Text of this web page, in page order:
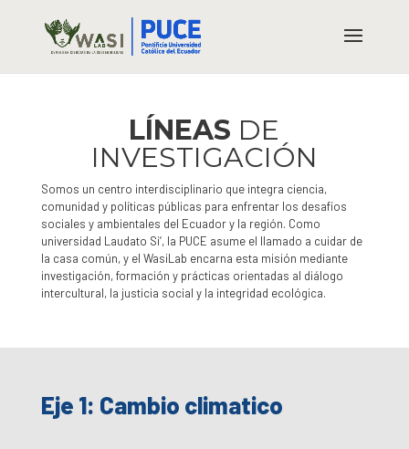
LÍNEAS DE
INVESTIGACIÓN
Somos un centro interdisciplinario que integra ciencia,
comunidad y políticas públicas para enfrentar los desafíos
sociales y ambientales del Ecuador y la región. Como
universidad Laudato Si’, la PUCE asume el llamado a cuidar de
la casa común, y el WasiLab encarna esta misión mediante
investigación, formación y prácticas orientadas al diálogo
intercultural, la justicia social y la integridad ecológica.
Eje 1: Cambio climatico